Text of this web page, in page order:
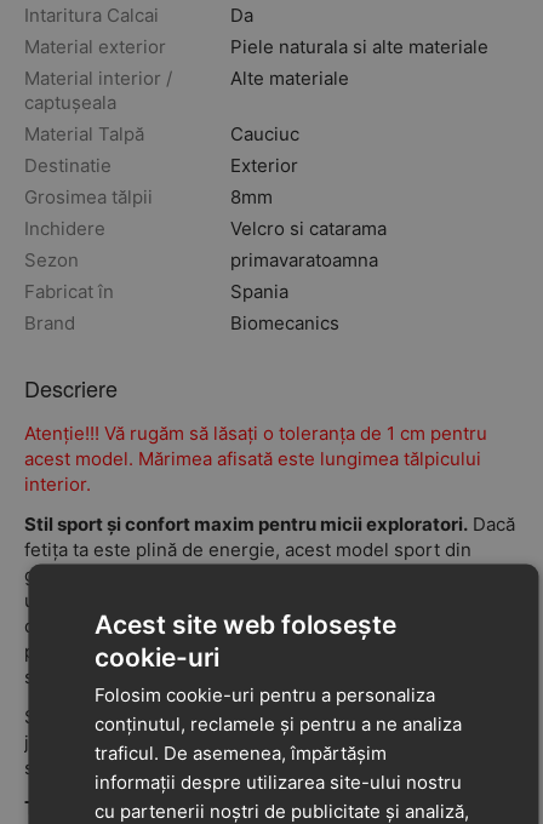
Intaritura Calcai
Da
Material exterior
Piele naturala si alte materiale
Material interior /
captușeala
Alte materiale
Material Talpă
Cauciuc
Destinatie
Exterior
Grosimea tălpii
8mm
Inchidere
Velcro si catarama
Sezon
primavaratoamna
Fabricat în
Spania
Brand
Biomecanics
Descriere
Atenție!!! Vă rugăm să lăsați o toleranța de 1 cm pentru
acest model. Mărimea afisată este lungimea tălpicului
interior.
Stil sport și confort maxim pentru micii exploratori. Dacă
fetița ta este plină de energie, acest model sport din
gama Biomecanics Biogateo este alegerea ideală. Având
un design inspirat de pantofii de alergare pentru adulți,
dar adaptat nevoilor specifice ale piciorului mic, acești
pantofi combină materialul textil respirabil cu inserții
strălucitoare pentru un look modern.
Sunt extrem de ușori și flexibili, fiind perfecți pentru
joaca în parc sau plimbările lungi, oferind în același timp
stabilitatea necesară primilor pași.
Tehnologie și Siguranță (Gama Biogateo):
Acest site web folosește
cookie-uri
Folosim cookie-uri pentru a personaliza
conținutul, reclamele și pentru a ne analiza
traficul. De asemenea, împărtășim
informații despre utilizarea site-ului nostru
cu partenerii noștri de publicitate și analiză,